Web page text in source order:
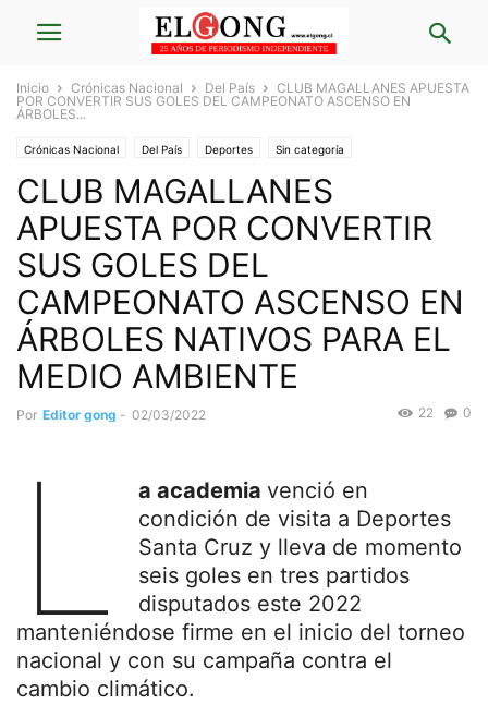
Inicio Crónicas Nacional Del País
CLUB MAGALLANES APUESTA
POR CONVERTIR SUS GOLES DEL CAMPEONATO ASCENSO EN
ÁRBOLES...
Crónicas Nacional Del País Deportes Sin categoría
CLUB MAGALLANES
APUESTA POR CONVERTIR
SUS GOLES DEL
CAMPEONATO ASCENSO EN
ÁRBOLES NATIVOS PARA EL
MEDIO AMBIENTE
Por Editor gong - 02/03/2022 0
22
L a academia venció en
condición de visita a Deportes
Santa Cruz y lleva de momento
seis goles en tres partidos
disputados este 2022
manteniéndose firme en el inicio del torneo
nacional y con su campaña contra el
cambio climático.